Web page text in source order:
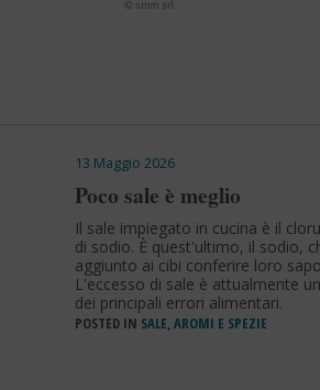
13 Maggio 2026
Poco sale è meglio
Il sale impiegato in cucina è il
di sodio. È quest'ultimo, il sodio,
aggiunto ai cibi conferire loro
L'eccesso di sale è attualmente
dei principali errori alimentari.
POSTED IN SALE, AROMI E SPEZIE